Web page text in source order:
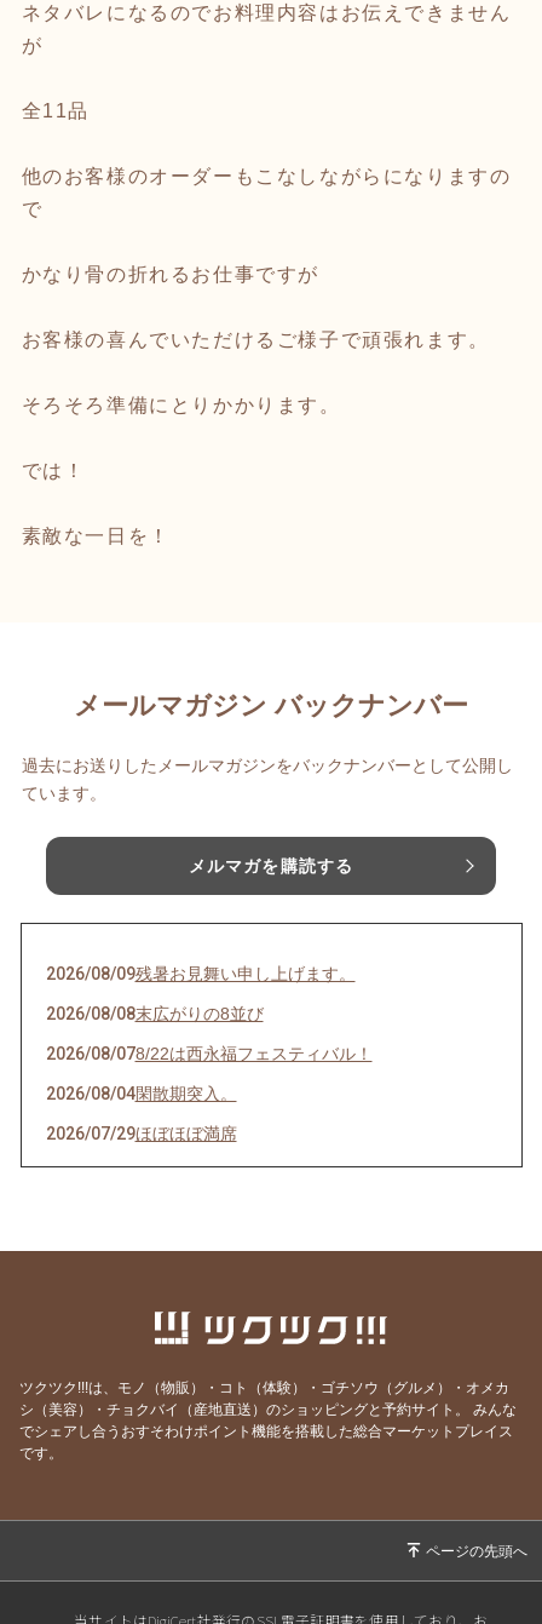
ネタバレになるのでお料理内容はお伝えできません
が
全11品
他のお客様のオーダーもこなしながらになりますの
で
かなり骨の折れるお仕事ですが
お客様の喜んでいただけるご様子で頑張れます。
そろそろ準備にとりかかります。
では！
素敵な一日を！
メールマガジン バックナンバー
過去にお送りしたメールマガジンをバックナンバーとして公開し
ています。
メルマガを購読する
2026/08/09残暑お見舞い申し上げます。
2026/08/08末広がりの8並び
2026/08/078/22は西永福フェスティバル！
2026/08/04閑散期突入。
2026/07/29ほぼほぼ満席
2026/07/28その日のために頑張れる。
2026/07/23うなぎを食べてエネルギーチャージ！
サッカーワールドカップ 決勝戦 観戦会 開
2026/07/18 生きて行けるかしら。
2026/07/17 ご要望にお応えして。
2026/07/13神のお告げ
ツクツク!!!は、モノ（物販）・コト（体験）・ゴチソウ（グルメ）・オメカ
シ（美容）・チョクバイ（産地直送）のショッピングと予約サイト。
みんな
でシェアし合うおすそわけポイント機能を搭載した総合マーケットプレイス
です。
当サイトはDigiCert社発行のSSL電子証明書を使用しており、お